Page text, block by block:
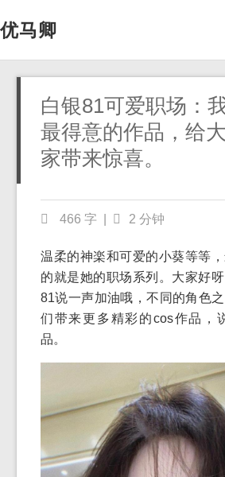
优马卿
白银81可爱职场：
最得意的作品，给大
家带来惊喜。
466 字 2 分钟
温柔的神楽和可爱的小葵等等
的就是她的职场系列。大家好
81说一声加油哦，不同的角色
们带来更多精彩的cos作品，
品。